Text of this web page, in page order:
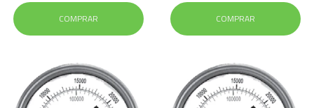
COMPRAR COMPRAR